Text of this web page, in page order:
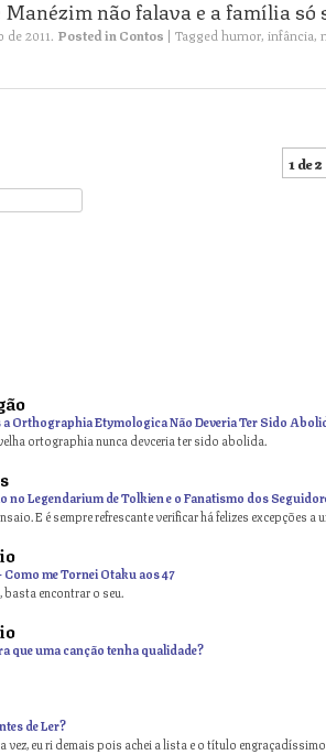
não falava e a família
de 2011. Posted inContos | Taggedhumor, infância,
1 de 2
a Orthographia Etymologica Não Deveria Ter Sido
ortographia nunca devceria ter sido abolida.
no Legendarium de Tolkien e o Fanatismo dos
E é sempre refrescante verificar há felizes excepções a
me Tornei Otaku aos 47
encontrar o seu.
que uma canção tenha qualidade?
de Ler?
eu ri demais pois achei a lista e o título